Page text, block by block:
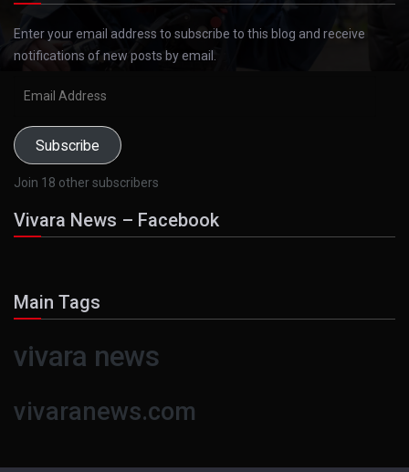
Enter your email address to subscribe to this blog and receive
notifications of new posts by email.
Subscribe
Join 18 other subscribers
Vivara News – Facebook
Main Tags
vivara news
vivaranews.com